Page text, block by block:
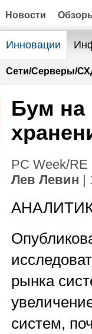
Новости
Инновации
Сети/Серверы/
Бум на
PC Week/RE
Лев Левин |
рынка
систем,